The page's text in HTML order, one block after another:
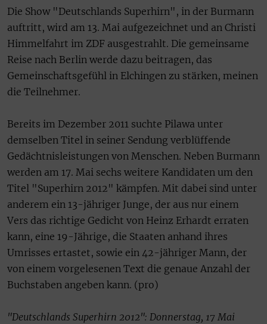
Die Show "Deutschlands Superhirn", in der Burmann
auftritt, wird am 13. Mai aufgezeichnet und an Christi
Himmelfahrt im ZDF ausgestrahlt. Die gemeinsame
Reise nach Berlin werde dazu beitragen, das
Gemeinschaftsgefühl in Elchingen zu stärken, meinen
die Teilnehmer.
Bereits im Dezember 2011 suchte Pilawa unter
demselben Titel in seiner Sendung verblüffende
Gedächtnisleistungen von Menschen. Neben Burmann
werden am 17. Mai sechs weitere Kandidaten um den
Titel "Superhirn 2012" kämpfen. Mit dabei sind unter
anderem ein 13-jähriger Junge, der aus nur einem
Vers das richtige Gedicht von Heinz Erhardt erraten
kann, eine 19-Jährige, die Staaten anhand ihres
Umrisses ertastet, sowie ein 42-jähriger Mann, der
von einem vorgelesenen Text die genaue Anzahl der
Buchstaben angeben kann. (pro)
"Deutschlands Superhirn 2012": Donnerstag, 17 Mai